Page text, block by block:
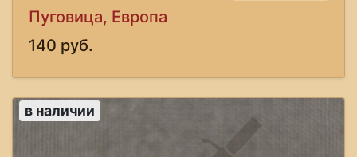
Пуговица, Европа
140 руб.
в наличии